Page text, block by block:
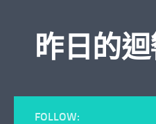
昨日的
FOLLOW: